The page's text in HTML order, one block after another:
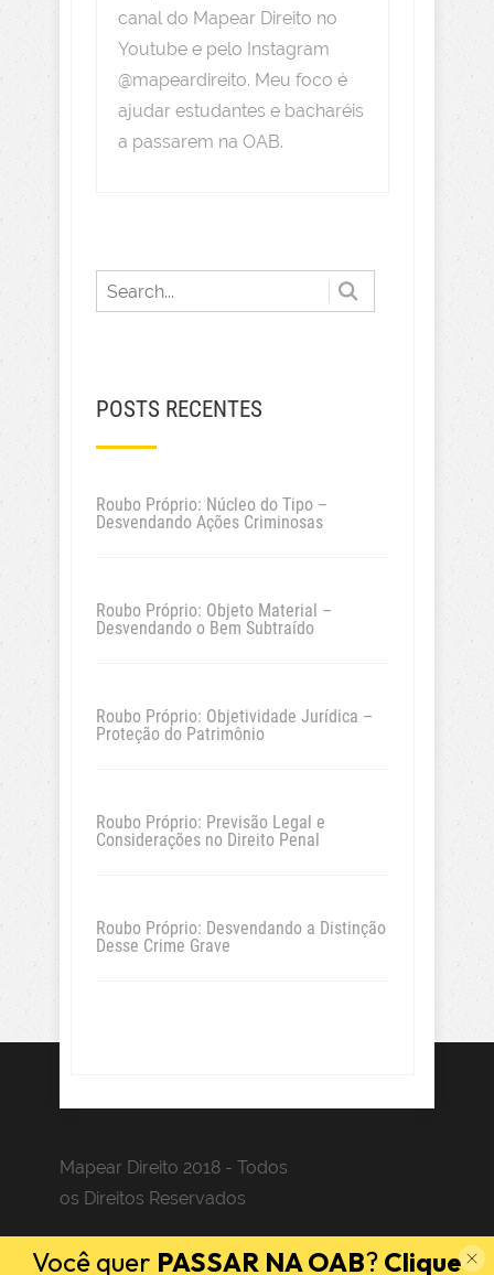
canal do Mapear Direito no
Youtube e pelo Instagram
@mapeardireito. Meu foco é
ajudar estudantes e bacharéis
a passarem na OAB.
POSTS RECENTES
Roubo Próprio: Núcleo do Tipo –
Desvendando Ações Criminosas
Roubo Próprio: Objeto Material –
Desvendando o Bem Subtraído
Roubo Próprio: Objetividade Jurídica –
Proteção do Patrimônio
Roubo Próprio: Previsão Legal e
Considerações no Direito Penal
Roubo Próprio: Desvendando a Distinção
Desse Crime Grave
Mapear Direito 2018 - Todos
os Direitos Reservados
Você quer PASSAR NA OAB? Clique